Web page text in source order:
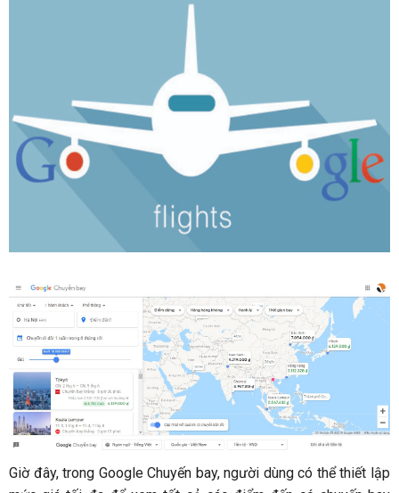
Giờ đây, trong Google Chuyến bay, người dùng có thể thiết lập